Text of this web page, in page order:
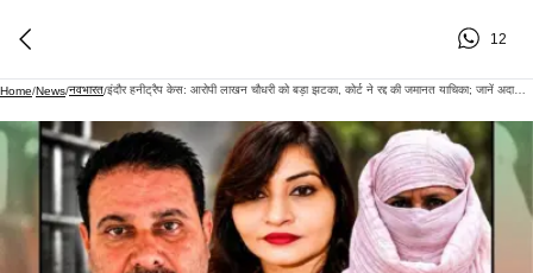
12
Home/News/नवभारत/ इंदौर हनीट्रैप केस: आरोपी लाखन चौधरी को बड़ा झटका, कोर्ट ने रद्द की जमानत याचिका; जानें अदालत में क्या हुआ